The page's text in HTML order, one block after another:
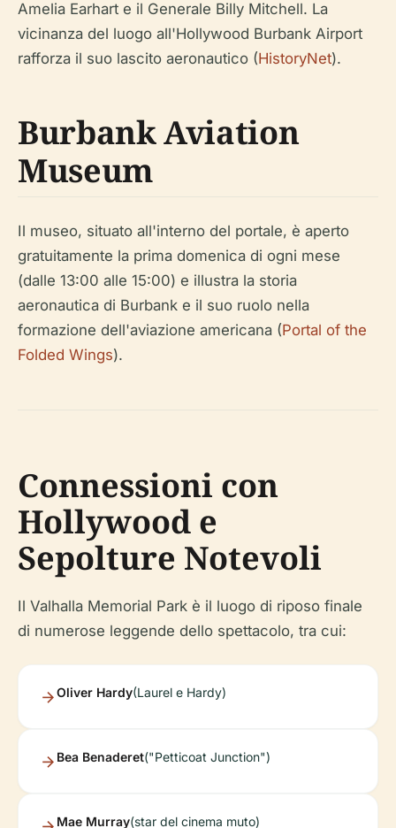
Amelia Earhart e il Generale Billy Mitchell. La
vicinanza del luogo all'Hollywood Burbank Airport
rafforza il suo lascito aeronautico (HistoryNet).
Burbank Aviation
Museum
Il museo, situato all'interno del portale, è aperto
gratuitamente la prima domenica di ogni mese
(dalle 13:00 alle 15:00) e illustra la storia
aeronautica di Burbank e il suo ruolo nella
formazione dell'aviazione americana (Portal of the
Folded Wings).
Connessioni con
Hollywood e
Sepolture Notevoli
Il Valhalla Memorial Park è il luogo di riposo finale
di numerose leggende dello spettacolo, tra cui:
Oliver Hardy(Laurel e Hardy)
Bea Benaderet("Petticoat Junction")
Mae Murray(star del cinema muto)